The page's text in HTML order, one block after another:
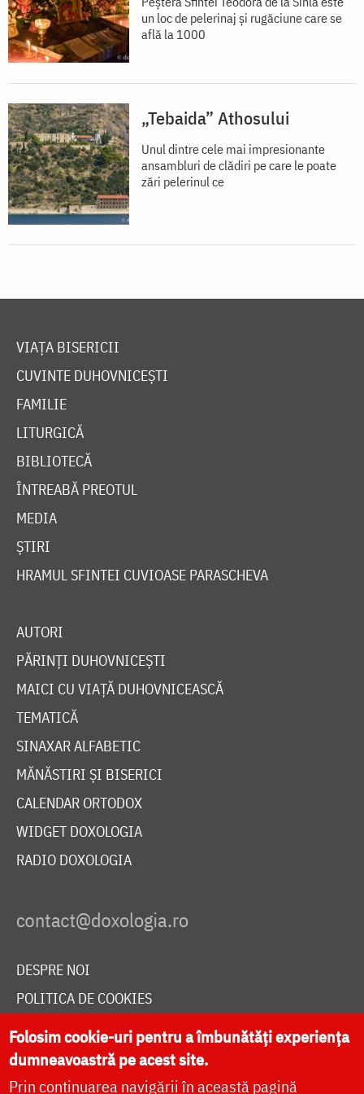
un loc de pelerinaj și rugăciune care se
află la 1000
„Tebaida” Athosului
Unul dintre cele mai impresionante
ansambluri de clădiri pe care le poate
zări pelerinul ce
VIAȚA BISERICII
CUVINTE DUHOVNICEȘTI
FAMILIE
LITURGICĂ
BIBLIOTECĂ
ÎNTREABĂ PREOTUL
MEDIA
ȘTIRI
HRAMUL SFINTEI CUVIOASE PARASCHEVA
AUTORI
PĂRINȚI DUHOVNICEȘTI
MAICI CU VIAȚĂ DUHOVNICEASCĂ
TEMATICĂ
SINAXAR ALFABETIC
MĂNĂSTIRI ȘI BISERICI
CALENDAR ORTODOX
WIDGET DOXOLOGIA
RADIO DOXOLOGIA
DESPRE NOI
POLITICA DE COOKIES
DONEAZĂ ONLINE PENTRU CATEDRALA NAȚIONALĂ
LIVE
Folosim cookie-uri pentru a îmbunătăți experiența
dumneavoastră pe acest site.
Prin continuarea navigării în această pagină